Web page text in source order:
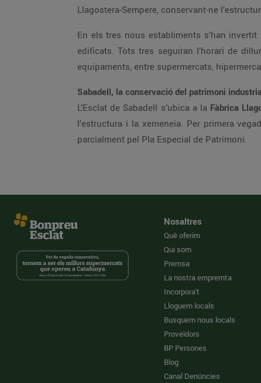
Llagostera-Sempere, conservant-ne
En els tres nous establiments s’han
edificats. Tots tres seguiran l’horari de
equipaments, entre supermercats,
Sabadell, la conservació del patrimoni
L’Esclat de Sabadell s’ubica a la Fàbrica
l’estructura i la xemeneia. Per primera
parcialment pel Pla Especial de Patrimoni.
Nosaltres
Què oferim
Qui som
Premsa
La nostra empremta
Incorpora't
Lloguem locals
Busquem nous locals
Proveïdors
BP Persones
Blog
Canal Denúncies